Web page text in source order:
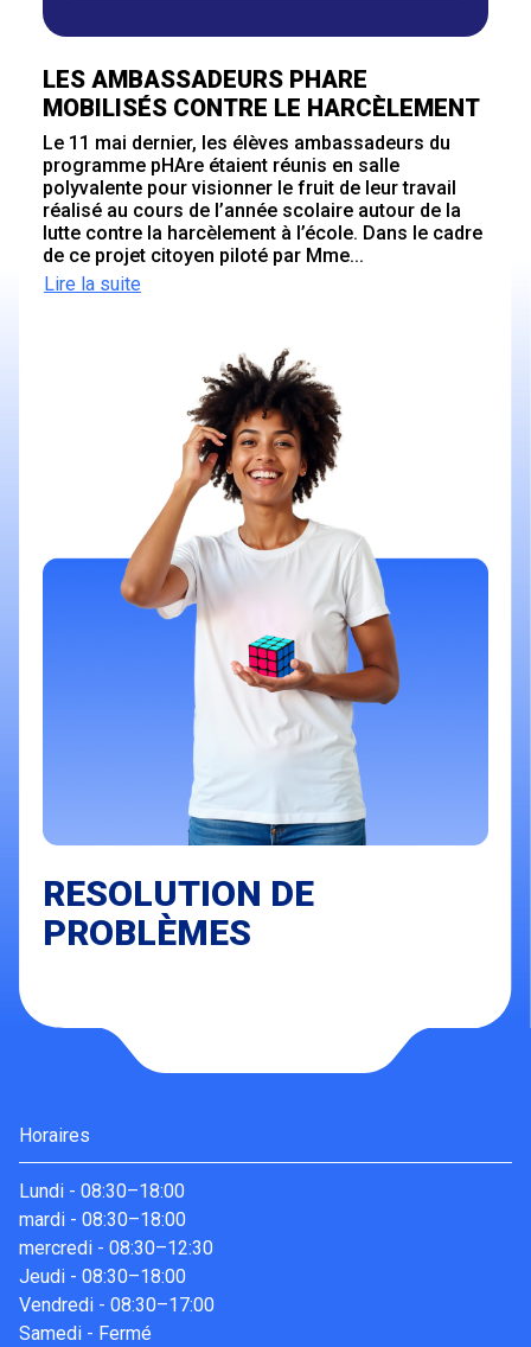
LES AMBASSADEURS PHARE
MOBILISÉS CONTRE LE HARCÈLEMENT
Le 11 mai dernier, les élèves ambassadeurs du
programme pHAre étaient réunis en salle
polyvalente pour visionner le fruit de leur travail
réalisé au cours de l’année scolaire autour de la
lutte contre la harcèlement à l’école. Dans le cadre
de ce projet citoyen piloté par Mme...
Lire la suite
RESOLUTION DE
PROBLÈMES
Horaires
Lundi - 08:30–18:00
mardi - 08:30–18:00
mercredi - 08:30–12:30
Jeudi - 08:30–18:00
Vendredi - 08:30–17:00
Samedi - Fermé